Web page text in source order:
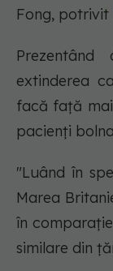
Fong, potrivit
extinderea
facă față
pacienți
"Luând în
Marea
în
similare din